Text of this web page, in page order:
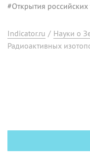
#Открытия
Indicator.ru / Науки о
Радиоактивных